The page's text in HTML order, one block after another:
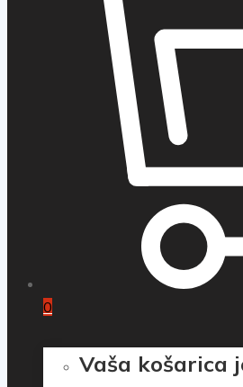
0
Vaša košarica